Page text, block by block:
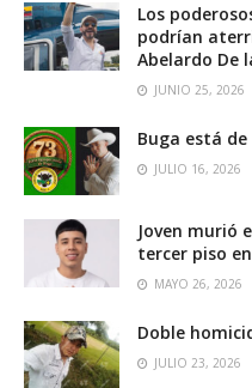
Los
podrían
Abelardo De
JUNIO 25, 2026
Buga está
JULIO 16, 2026
Joven murió
tercer piso
MAYO 26, 2026
Doble
JULIO 23, 2026